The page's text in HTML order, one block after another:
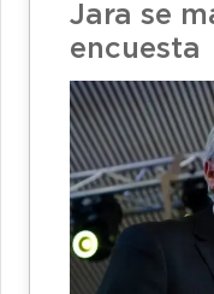
Jara se
encuesta